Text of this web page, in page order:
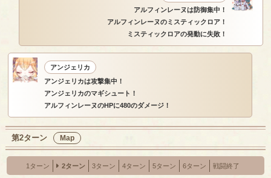
アルフィンレーヌは防御集中！
アルフィンレーヌのミスティックロア！
ミスティックロアの発動に失敗！
アンジェリカ
アンジェリカは攻撃集中！
アンジェリカのマギシュート！
アルフィンレーヌのHPに480のダメージ！
第2ターン Map
1ターン 2ターン 3ターン 4ターン 5ターン 6ターン 戦闘終了